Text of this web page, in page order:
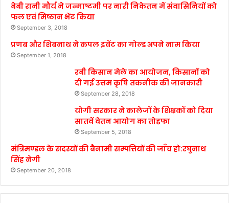
बेबी रानी मौर्य ने जन्माष्टमी पर नारी निकेतन में संवासिनियों को
फल एवं मिष्ठान भेंट किया
September 3, 2018
प्रणब और शिबनाथ ने कपल इवेंट का गोल्ड अपने नाम किया
September 1, 2018
रबी किसान मेले का आयोजन, किसानों को
दी गई उत्तम कृषि तकनीक की जानकारी
September 28, 2018
योगी सरकार ने कालेजों के शिक्षकों को दिया
सातवें वेतन आयोग का तोहफा
September 5, 2018
मंत्रिमण्डल के सदस्यों की बैनामी सम्पत्तियों की जाँच हो:रघुनाथ
सिंह नेगी
September 20, 2018